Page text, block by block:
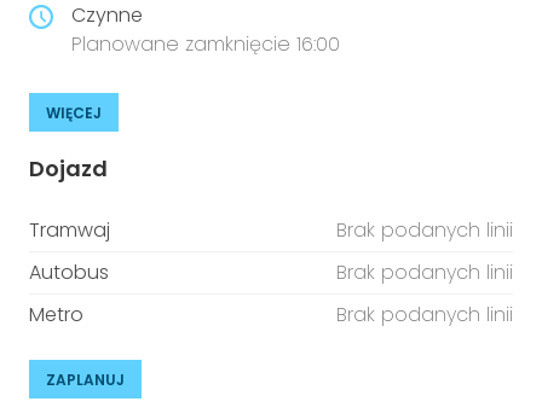
Czynne
Planowane zamknięcie 16:00
WIĘCEJ
Dojazd
Tramwaj
Brak podanych linii
Autobus
Brak podanych linii
Metro
Brak podanych linii
ZAPLANUJ